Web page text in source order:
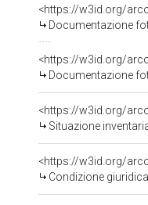
Documentazione
Documentazione
<https://w3id.org/
Situazione
<https://w3id.org/
Condizione